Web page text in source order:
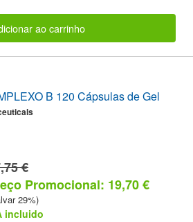
ao carrinho
B 120 Cápsulas de Gel
€
Promocional: 19,70 €
29%)
incluido